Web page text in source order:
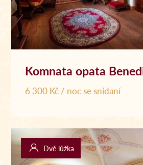
Komnata opata
6 300 Kč / noc se snídaní
Dvě lůžka